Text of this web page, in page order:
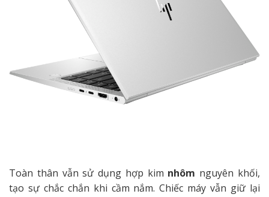
Toàn thân vẫn sử dụng hợp kim nhôm nguyên khối,
tạo sự chắc chắn khi cầm nắm. Chiếc máy vẫn giữ lại